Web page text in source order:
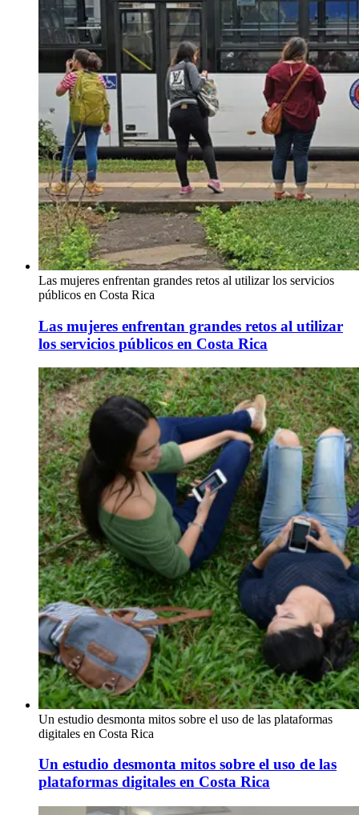
Las mujeres enfrentan grandes retos al utilizar los servicios
públicos en Costa Rica
Las mujeres enfrentan grandes retos al utilizar
los servicios públicos en Costa Rica
Un estudio desmonta mitos sobre el uso de las plataformas
digitales en Costa Rica
Un estudio desmonta mitos sobre el uso de las
plataformas digitales en Costa Rica